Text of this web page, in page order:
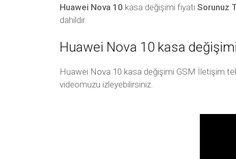
Huawei Nova 10 kasa değişimi fiyatı Sorunuz
dahildir.
Huawei Nova 10 kasa
Huawei Nova 10 kasa değişimi GSM İletişim
videomuzu izleyebilirsiniz.